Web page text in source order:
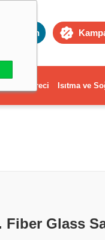
Toptan
ve Ev Gereci Isıtma ve
Fiber Glass